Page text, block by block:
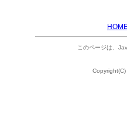
このページは、